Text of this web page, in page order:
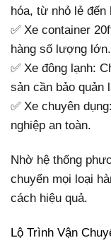
hóa, từ nhỏ lẻ đến
✅ Xe container
hàng số lượng lớn.
✅ Xe đông lạnh:
sản cần bảo quản
✅ Xe chuyên
nghiệp an toàn.
Nhờ hệ thống
chuyển mọi loại
cách hiệu quả.
Lộ Trình Vận